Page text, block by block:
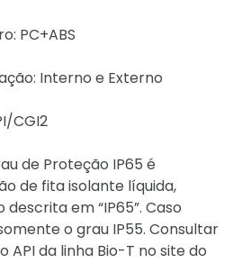
PC+ABS
Interno e Externo
CGI2
de Proteção IP65 é
de fita isolante líquida,
em “IP65”. Caso
o grau IP55. Consultar
API da linha Bio-T no site do